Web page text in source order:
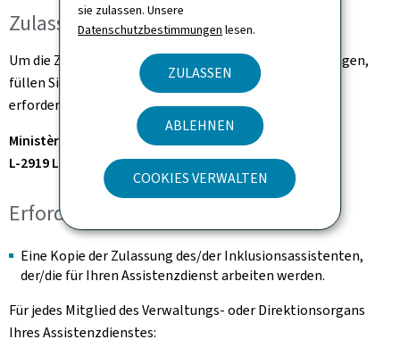
sie zulassen. Unsere
Datenschutzbestimmungen lesen.
ZULASSEN
ABLEHNEN
COOKIES VERWALTEN
Zulassungsantrag
Um die Zulassung für einen Assistenzdienst zu beantragen,
füllen Sie den Antrag aus und reichen Sie ihn mit den
erforderlichen Unterlagen ein beim:
Ministère de la Famille
L-2919 Luxembourg
Erforderliche Unterlagen
Eine Kopie der Zulassung des/der Inklusionsassistenten,
der/die für Ihren Assistenzdienst arbeiten werden.
Für jedes Mitglied des Verwaltungs- oder Direktionsorgans
Ihres Assistenzdienstes: